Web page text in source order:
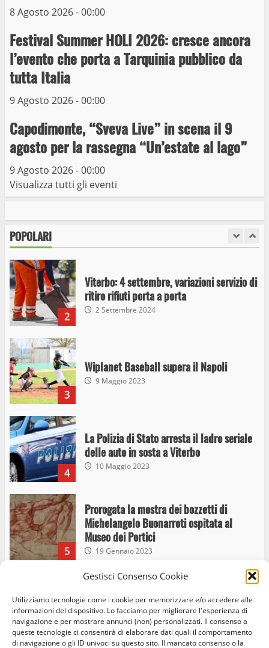
Gestisci Consenso Cookie
Utilizziamo tecnologie come i cookie per memorizzare e/o accedere alle
informazioni del dispositivo. Lo facciamo per migliorare l'esperienza di
navigazione e per mostrare annunci (non) personalizzati. Il consenso a
queste tecnologie ci consentirà di elaborare dati quali il comportamento
di navigazione o gli ID univoci su questo sito. Il mancato consenso o la
8 Agosto 2026 - 00:00
Festival Summer HOLI 2026: cresce ancora
l’evento che porta a Tarquinia pubblico da
tutta Italia
9 Agosto 2026 - 00:00
Capodimonte, “Sveva Live” in scena il 9
agosto per la rassegna “Un’estate al lago”
9 Agosto 2026 - 00:00
Visualizza tutti gli eventi
POPOLARI
6
Trasporto pubblico locale, trasferimento
capolinea al terminal Riello dal 15 al 17
giugno
Giochi Sportivi Studenteschi di Atletica a
Viterbo
10 Maggio 2023
I Carabinieri arrestano due giovani per
stupefacenti
2
Viterbo: 4 settembre, variazioni servizio di
ritiro rifiuti porta a porta
2 Settembre 2024
3
Wiplanet Baseball supera il Napoli
9 Maggio 2023
4
La Polizia di Stato arresta il ladro seriale
delle auto in sosta a Viterbo
10 Maggio 2023
5
Prorogata la mostra dei bozzetti di
Michelangelo Buonarroti ospitata al
Museo dei Portici
19 Gennaio 2023
6
Trasporto pubblico locale, trasferimento
capolinea al terminal Riello dal 15 al 17
giugno
15 Giugno 2023